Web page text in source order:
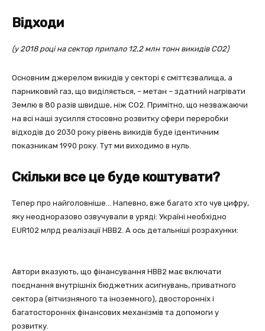
Відходи
(у 2018 році на сектор припало 12,2 млн тонн викидів СО2)
Основним джерелом викидів у секторі є сміттєзвалища, а
парниковий газ, що виділяється, – метан – здатний нагрівати
Землю в 80 разів швидше, ніж СО2. Примітно, що незважаючи
на всі наші зусилля стосовно розвитку сфери переробки
відходів до 2030 року рівень викидів буде ідентичним
показникам 1990 року. Тут ми виходимо в нуль.
Скільки все це буде коштувати?
Тепер про найголовніше… Напевно, вже багато хто чув цифру,
яку неодноразово озвучували в уряді: Україні необхідно
EUR102 млрд реалізації НВВ2. А ось детальніші розрахунки:
Автори вказують, що фінансування НВВ2 має включати
поєднання внутрішніх бюджетних асигнувань, приватного
сектора (вітчизняного та іноземного), двосторонніх і
багатосторонніх фінансових механізмів та допомоги у
розвитку.